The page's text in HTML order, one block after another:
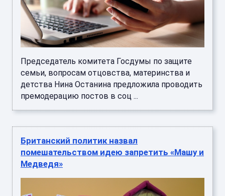
Председатель комитета Госдумы по защите
семьи, вопросам отцовства, материнства и
детства Нина Останина предложила проводить
премодерацию постов в соц ...
Британский политик назвал
помешательством идею запретить «Машу и
Медведя»